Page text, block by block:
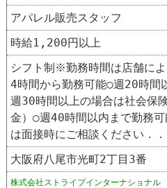
アパレル販売スタッフ
時給1,200円以上
シフト制※勤務時間は店舗に
4時間から勤務可能○週20時間
週30時間以上の場合は社会保
金）○週40時間以内まで勤務
は面接時にご相談ください．．
大阪府八尾市光町2丁目3番
株式会社ストライプインターナショナル